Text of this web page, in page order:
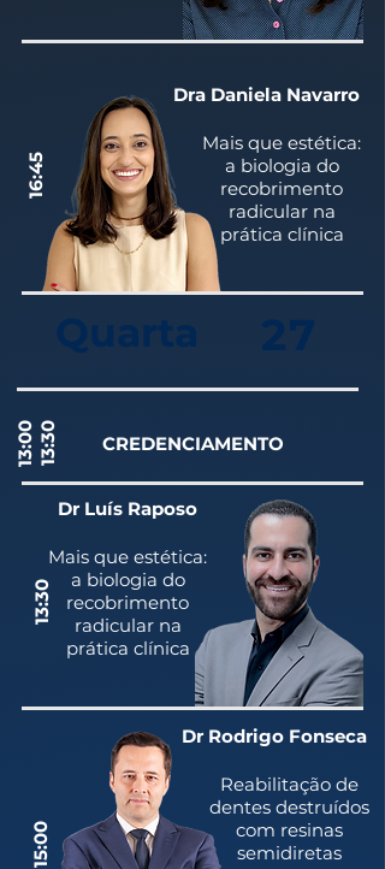
Dra Daniela Navarro
Mais que estética:
a biologia do
recobrimento
radicular na
prática clínica
16:45
Quarta 27
13:0013:30 CREDENCIAMENTO
13:30
Dr Luís Raposo
Mais que estética:
a biologia do
recobrimento
radicular na
prática clínica
15:00
Dr Rodrigo Fonseca
Reabilitação de
dentes destruídos
com resinas
semidiretas